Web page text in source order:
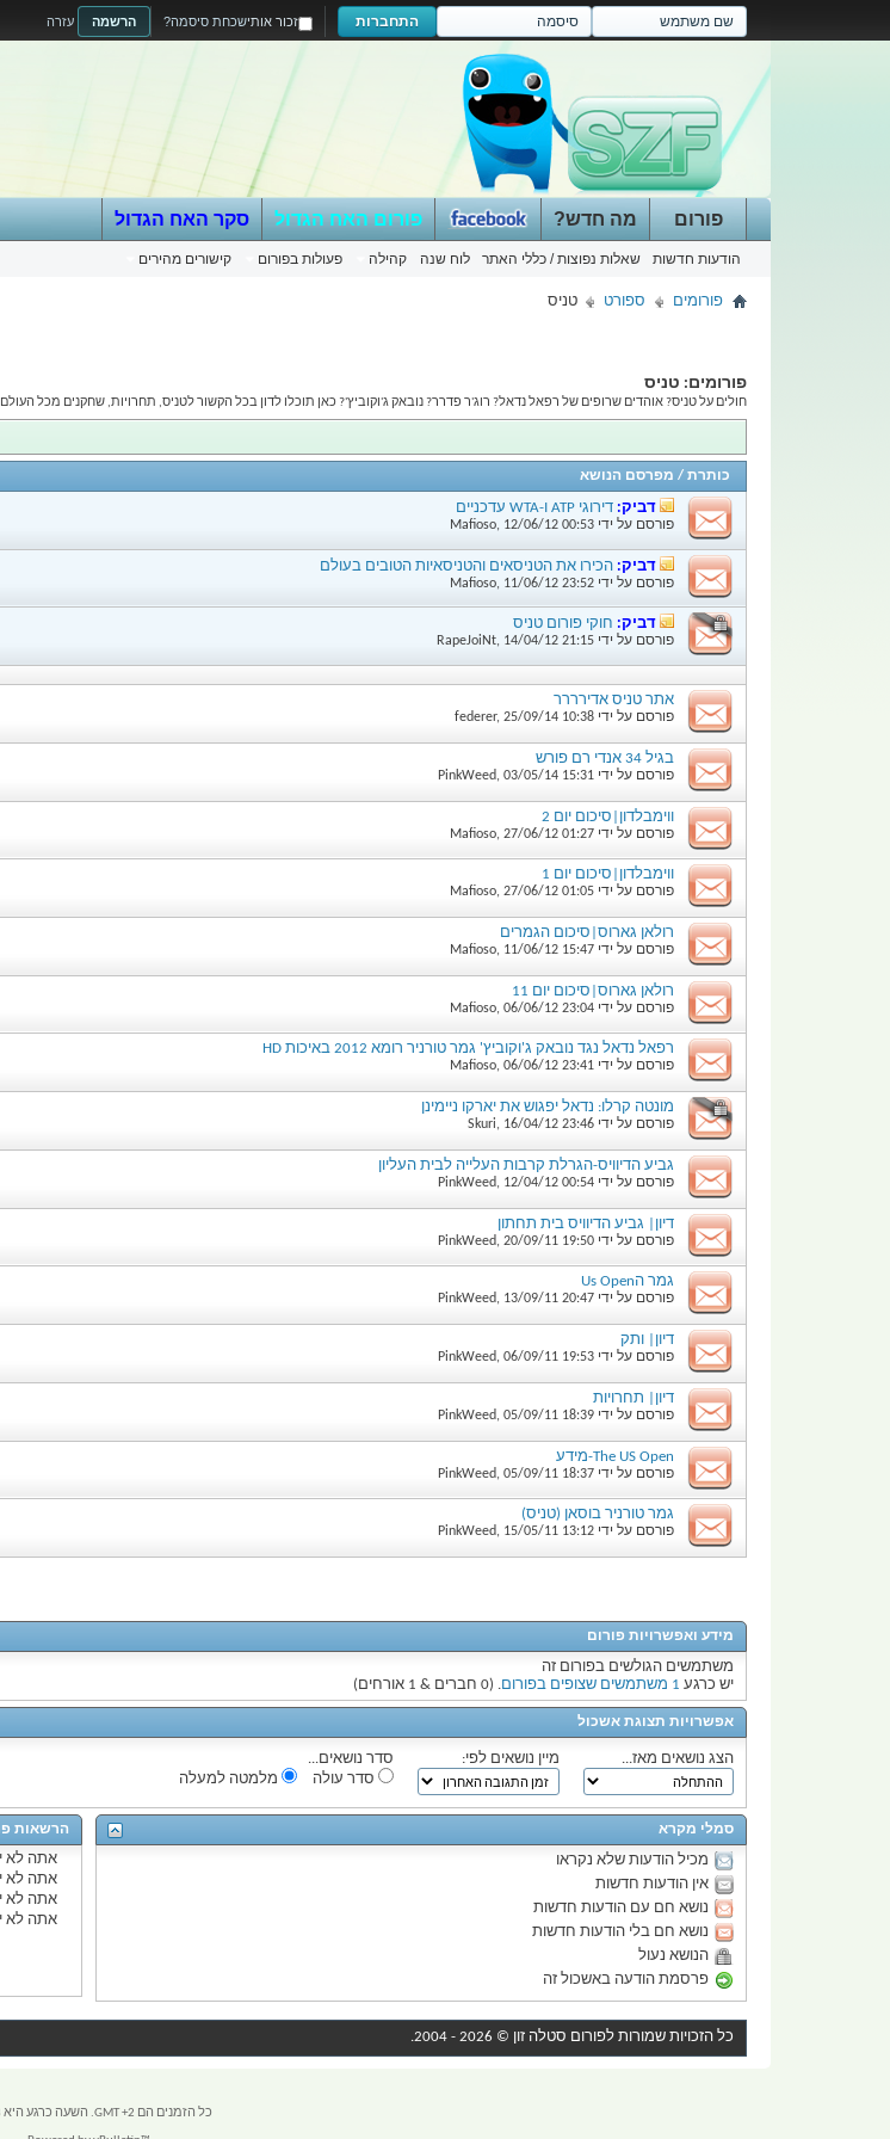
הרשמה עזרה התחברות זכור אותישכחת סיסמה?
פורום
הודעות חדשות שאלות נפוצות / כללי האתר לוח שנה קהילה פעולות בפורום קישורים מהירים
מה חדש? פורום האח הגדול סקר האח הגדול
פורומים ספורט טניס
פורומים: טניס
חולים על טניס? אוהדים שרופים של רפאל נדאל? רוג'ר פדרר? נובאק ג'וקוביץ'? כאן תוכלו לדון בכל הקשור לטניס, תחרויות, שחקנים מכל העולם
כותרת / מפרסם הנושא
דביק: דירוגי ATP ו-WTA עדכניים
פורסם על ידי Mafioso, 12/06/12 00:53
דביק: הכירו את הטניסאים והטניסאיות הטובים בעולם
פורסם על ידי Mafioso, 11/06/12 23:52
דביק: חוקי פורום טניס
פורסם על ידי RapeJoiNt, 14/04/12 21:15
אתר טניס אדירררר
פורסם על ידי federer, 25/09/14 10:38
בגיל 34 אנדי רם פורש
פורסם על ידי PinkWeed, 03/05/14 15:31
ווימבלדון|סיכום יום 2
פורסם על ידי Mafioso, 27/06/12 01:27
ווימבלדון|סיכום יום 1
פורסם על ידי Mafioso, 27/06/12 01:05
רולאן גארוס|סיכום הגמרים
פורסם על ידי Mafioso, 11/06/12 15:47
רולאן גארוס|סיכום יום 11
פורסם על ידי Mafioso, 06/06/12 23:04
רפאל נדאל נגד נובאק ג'וקוביץ' גמר טורניר רומא 2012 באיכות HD
פורסם על ידי Mafioso, 06/06/12 23:41
מונטה קרלו: נדאל יפגוש את יארקו ניימינן
פורסם על ידי Skuri, 16/04/12 23:46
גביע הדיוויס-הגרלת קרבות העלייה לבית העליון
פורסם על ידי PinkWeed, 12/04/12 00:54
דיון| גביע הדיוויס בית תחתון
פורסם על ידי PinkWeed, 20/09/11 19:50
גמר הUs Open
פורסם על ידי PinkWeed, 13/09/11 20:47
דיון| ותק
פורסם על ידי PinkWeed, 06/09/11 19:53
דיון| תחרויות
פורסם על ידי PinkWeed, 05/09/11 18:39
The US Open-מידע
פורסם על ידי PinkWeed, 05/09/11 18:37
גמר טורניר בוסאן (טניס)
פורסם על ידי PinkWeed, 15/05/11 13:12
מידע ואפשרויות פורום
משתמשים הגולשים בפורום זה
יש כרגע 1 משתמשים שצופים בפורום . (0 חברים & 1 אורחים)
אפשרויות תצוגת אשכול
הצג נושאים מאז... מיין נושאים לפי:
סדר נושאים...
סדר עולה
מלמטה למעלה
סמלי מקרא
מכיל הודעות שלא נקראו
אין הודעות חדשות
נושא חם עם הודעות חדשות
נושא חם בלי הודעות חדשות
הנושא נעול
פרסמת הודעה באשכול זה
הרשאות
אתהלא
אתהלא
אתהלא
אתהלא
כל הזכויות שמורות לפורום סטלה זון © 2026 - 2004.
כל הזמנים הם GMT +2. השעה כרגע היא